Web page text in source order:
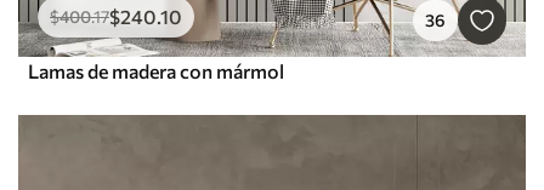
$400.17$240.10 36
Lamas de madera con mármol